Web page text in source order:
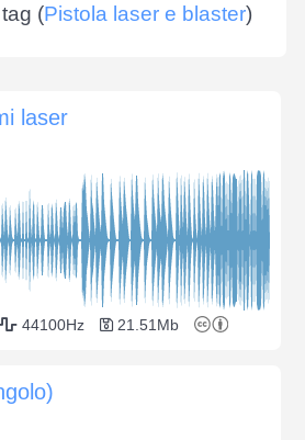
(Pistola laser e blaster)
laser
44100Hz 21.51Mb